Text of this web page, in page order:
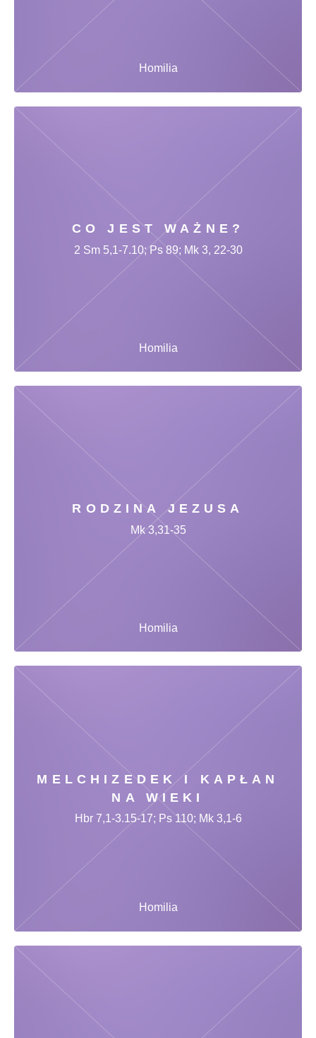
Homilia
CO JEST WAŻNE?
Homilia
2 Sm 5,1-7.10; Ps 89; Mk 3, 22-30
RODZINA JEZUSA
Homilia
Mk 3,31-35
MELCHIZEDEK I KAPŁAN
NA WIEKI
Homilia
Hbr 7,1-3.15-17; Ps 110; Mk 3,1-6